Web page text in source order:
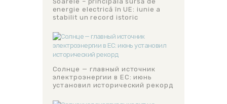
energie electrică în UE: iunie a
stabilit un record istoric
Солнце — главный источник
электроэнергии в ЕС: июнь
установил исторический рекорд